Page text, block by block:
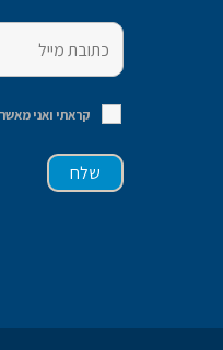
קראתי ואני